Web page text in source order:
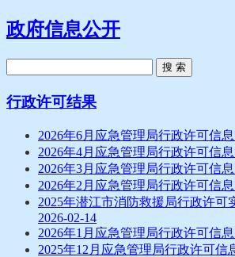
政府信息公开
搜 索
行政许可结果
2026年6月应急管理局行政许可信
2026年4月应急管理局行政许可信
2026年3月应急管理局行政许可信
2026年2月应急管理局行政许可信
2025年潜江市消防救援局行政许可
2026-02-14
2026年1月应急管理局行政许可信
2025年12月应急管理局行政许可信